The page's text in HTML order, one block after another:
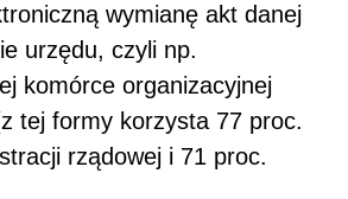
wymianę akt danej
urzędu, czyli np.
komórce organizacyjnej
tej formy korzysta 77 proc.
rządowej i 71 proc.